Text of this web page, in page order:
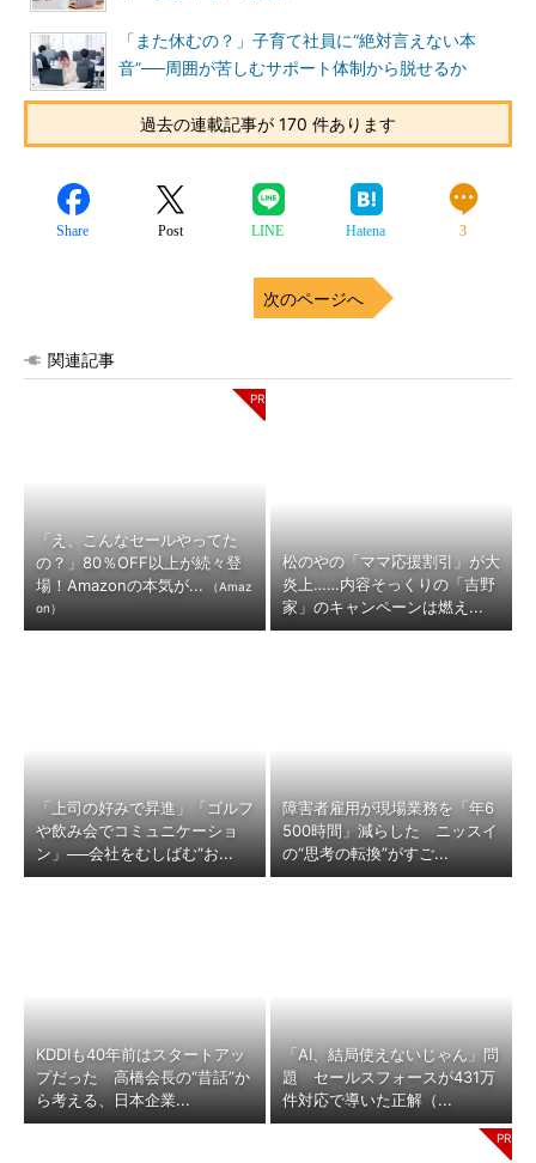
「また休むの？」子育て社員に“絶対言えない本
音”──周囲が苦しむサポート体制から脱せるか
過去の連載記事が 170 件あります
Share Post LINE Hatena 3
次のページへ
関連記事
「え、こんなセールやってた
の？」80％OFF以上が続々登
場！Amazonの本気が...
（Amaz
on）
松のやの「ママ応援割引」が大
炎上……内容そっくりの「吉野
家」のキャンペーンは燃え...
「上司の好みで昇進」「ゴルフ
や飲み会でコミュニケーショ
ン」──会社をむしばむ“お...
障害者雇用が現場業務を「年6
500時間」減らした ニッスイ
の“思考の転換”がすご...
KDDIも40年前はスタートアッ
プだった 高橋会長の“昔話”か
ら考える、日本企業...
「AI、結局使えないじゃん」問
題 セールスフォースが431万
件対応で導いた正解（...